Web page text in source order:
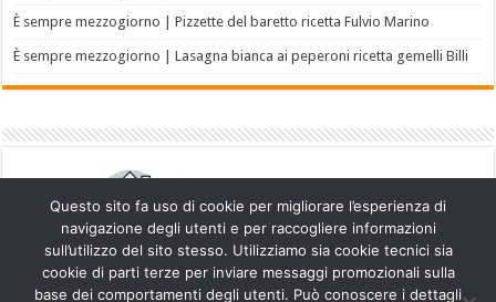
È sempre mezzogiorno | Pizzette del baretto ricetta Fulvio Marino
È sempre mezzogiorno | Lasagna bianca ai peperoni ricetta gemelli Billi
Questo sito fa uso di cookie per migliorare l’esperienza di
navigazione degli utenti e per raccogliere informazioni
sull’utilizzo del sito stesso. Utilizziamo sia cookie tecnici sia
cookie di parti terze per inviare messaggi promozionali sulla
base dei comportamenti degli utenti. Può conoscere i dettagli